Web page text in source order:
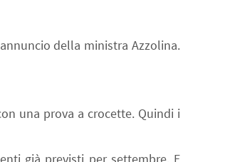
della ministra Azzolina.
una prova a crocette. Quindi i